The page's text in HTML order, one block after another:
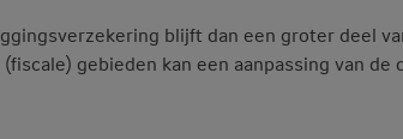
blijft dan een groter deel
gebieden kan een aanpassing van